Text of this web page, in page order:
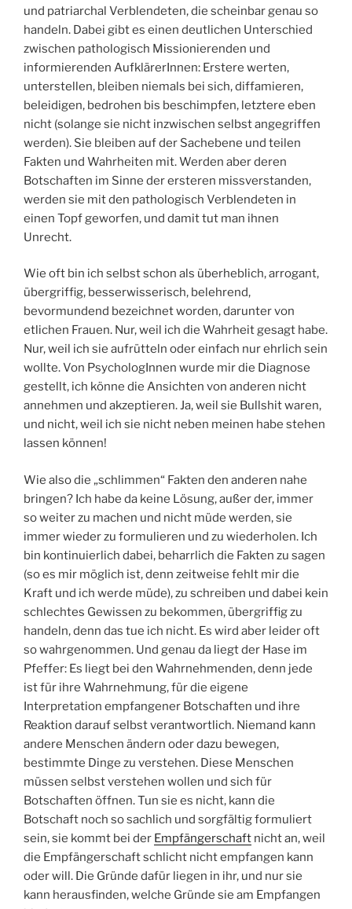
und patriarchal Verblendeten, die scheinbar genau so
handeln. Dabei gibt es einen deutlichen Unterschied
zwischen pathologisch Missionierenden und
informierenden AufklärerInnen: Erstere werten,
unterstellen, bleiben niemals bei sich, diffamieren,
beleidigen, bedrohen bis beschimpfen, letztere eben
nicht (solange sie nicht inzwischen selbst angegriffen
werden). Sie bleiben auf der Sachebene und teilen
Fakten und Wahrheiten mit. Werden aber deren
Botschaften im Sinne der ersteren missverstanden,
werden sie mit den pathologisch Verblendeten in
einen Topf geworfen, und damit tut man ihnen
Unrecht.
Wie oft bin ich selbst schon als überheblich, arrogant,
übergriffig, besserwisserisch, belehrend,
bevormundend bezeichnet worden, darunter von
etlichen Frauen. Nur, weil ich die Wahrheit gesagt habe.
Nur, weil ich sie aufrütteln oder einfach nur ehrlich sein
wollte. Von PsychologInnen wurde mir die Diagnose
gestellt, ich könne die Ansichten von anderen nicht
annehmen und akzeptieren. Ja, weil sie Bullshit waren,
und nicht, weil ich sie nicht neben meinen habe stehen
lassen können!
Wie also die „schlimmen“ Fakten den anderen nahe
bringen? Ich habe da keine Lösung, außer der, immer
so weiter zu machen und nicht müde werden, sie
immer wieder zu formulieren und zu wiederholen. Ich
bin kontinuierlich dabei, beharrlich die Fakten zu sagen
(so es mir möglich ist, denn zeitweise fehlt mir die
Kraft und ich werde müde), zu schreiben und dabei kein
schlechtes Gewissen zu bekommen, übergriffig zu
handeln, denn das tue ich nicht. Es wird aber leider oft
so wahrgenommen. Und genau da liegt der Hase im
Pfeffer: Es liegt bei den Wahrnehmenden, denn jede
ist für ihre Wahrnehmung, für die eigene
Interpretation empfangener Botschaften und ihre
Reaktion darauf selbst verantwortlich. Niemand kann
andere Menschen ändern oder dazu bewegen,
bestimmte Dinge zu verstehen. Diese Menschen
müssen selbst verstehen wollen und sich für
Botschaften öffnen. Tun sie es nicht, kann die
Botschaft noch so sachlich und sorgfältig formuliert
sein, sie kommt bei der Empfängerschaft nicht an, weil
die Empfängerschaft schlicht nicht empfangen kann
oder will. Die Gründe dafür liegen in ihr, und nur sie
kann herausfinden, welche Gründe sie am Empfangen